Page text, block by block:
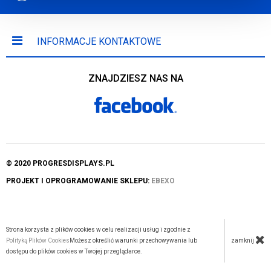
INFORMACJE KONTAKTOWE
ZNAJDZIESZ NAS NA
© 2020 PROGRESDISPLAYS.PL
PROJEKT I OPROGRAMOWANIE SKLEPU: EBEXO
Strona korzysta z plików cookies w celu realizacji usług i zgodnie z
Polityką Plików Cookies Możesz określić warunki przechowywania lub
dostępu do plików cookies w Twojej przeglądarce.
zamknij